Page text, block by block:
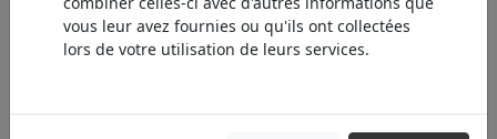
vous leur avez fournies ou qu'ils ont collectées
lors de votre utilisation de leurs services.